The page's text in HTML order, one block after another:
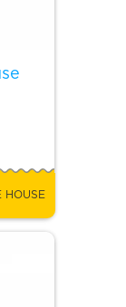
HOUSE